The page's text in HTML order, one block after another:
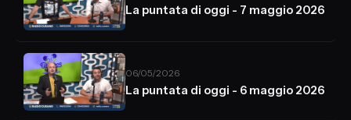
La puntata di oggi - 7 maggio 2026
06/05/2026
La puntata di oggi - 6 maggio 2026